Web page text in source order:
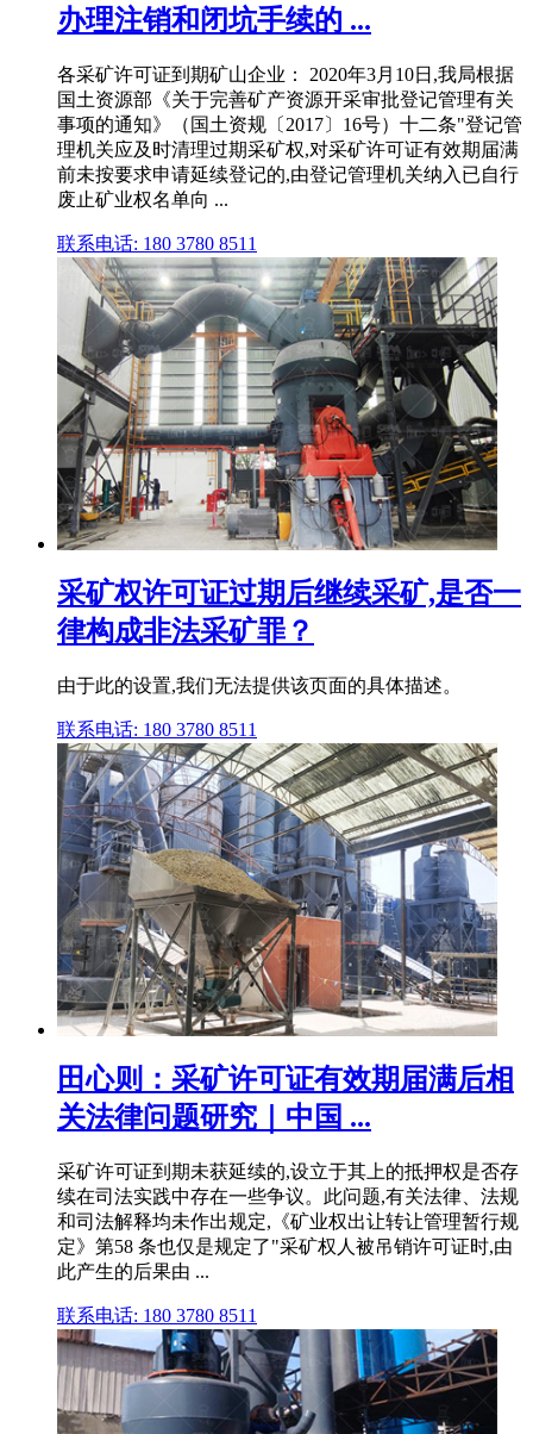
办理注销和闭坑手续的 ...
各采矿许可证到期矿山企业： 2020年3月10日,我局根据
国土资源部《关于完善矿产资源开采审批登记管理有关
事项的通知》（国土资规〔2017〕16号）十二条"登记管
理机关应及时清理过期采矿权,对采矿许可证有效期届满
前未按要求申请延续登记的,由登记管理机关纳入已自行
废止矿业权名单向 ...
联系电话: 180 3780 8511
采矿权许可证过期后继续采矿,是否一
律构成非法采矿罪？
由于此的设置,我们无法提供该页面的具体描述。
联系电话: 180 3780 8511
田心则：采矿许可证有效期届满后相
关法律问题研究｜中国 ...
采矿许可证到期未获延续的,设立于其上的抵押权是否存
续在司法实践中存在一些争议。此问题,有关法律、法规
和司法解释均未作出规定,《矿业权出让转让管理暂行规
定》第58 条也仅是规定了"采矿权人被吊销许可证时,由
此产生的后果由 ...
联系电话: 180 3780 8511